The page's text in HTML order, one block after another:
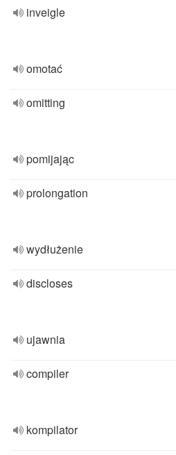
inveigle
omotać
omitting
pomijając
prolongation
wydłużenie
discloses
ujawnia
compiler
kompilator